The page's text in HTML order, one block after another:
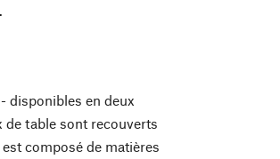
disponibles en deux
de table sont recouverts
composé de matières